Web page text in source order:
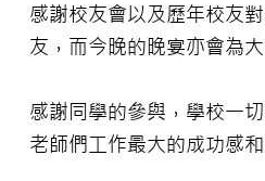
感謝校友會以及歷年校友
友，而今晚的晚宴亦會為
感謝同學的參與，學校一
老師們工作最大的成功感